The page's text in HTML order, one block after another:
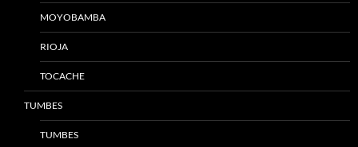
MOYOBAMBA
RIOJA
TOCACHE
TUMBES
TUMBES